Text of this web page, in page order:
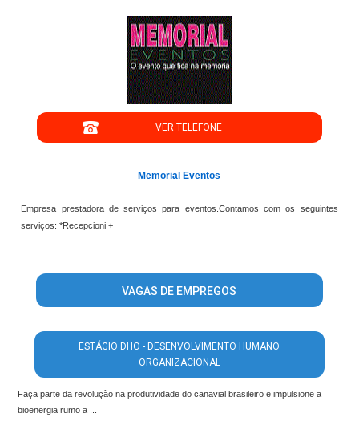
VER TELEFONE
Memorial Eventos
Empresa prestadora de serviços para eventos.Contamos com os seguintes
serviços: *Recepcioni +
VAGAS DE EMPREGOS
ESTÁGIO DHO - DESENVOLVIMENTO HUMANO
ORGANIZACIONAL
Faça parte da revolução na produtividade do canavial brasileiro e impulsione a
bioenergia rumo a ...